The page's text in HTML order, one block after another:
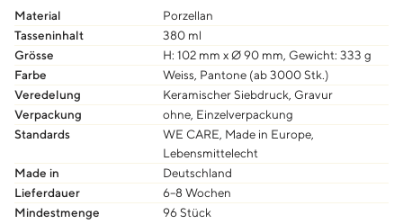
Material
Porzellan
Tasseninhalt
380 ml
Grösse
H: 102 mm x Ø 90 mm, Gewicht: 333 g
Farbe
Weiss, Pantone (ab 3000 Stk.)
Veredelung
Keramischer Siebdruck, Gravur
Verpackung
ohne, Einzelverpackung
Standards
WE CARE, Made in Europe,
Lebensmittelecht
Made in
Deutschland
Lieferdauer
6–8 Wochen
Mindestmenge
96 Stück